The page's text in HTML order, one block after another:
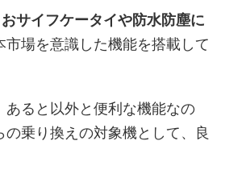
おサイフケータイや防水防塵に
市場を意識した機能を搭載して
あると以外と便利な機能なの
の乗り換えの対象機として、良